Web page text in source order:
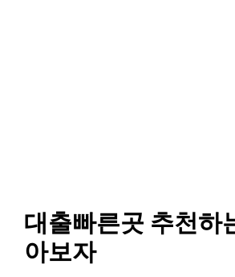
대출빠른곳 추천하
아보자